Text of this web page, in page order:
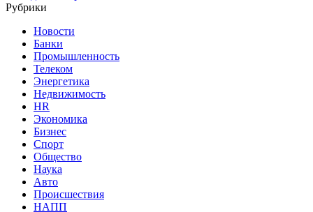
Рубрики
Новости
Банки
Промышленность
Телеком
Энергетика
Недвижимость
HR
Экономика
Бизнес
Спорт
Общество
Наука
Авто
Происшествия
НАПП